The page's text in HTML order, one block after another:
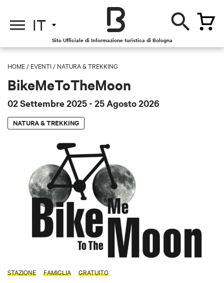
IT
Sito Ufficiale di Informazione turistica di Bologna
HOME / EVENTI / NATURA & TREKKING
BikeMeToTheMoon
02 Settembre 2025- 25 Agosto 2026
NATURA & TREKKING
STAZIONE FAMIGLIA GRATUITO